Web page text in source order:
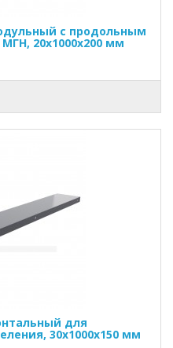
с продольным
20х1000х200 мм
для
30х1000х150 мм